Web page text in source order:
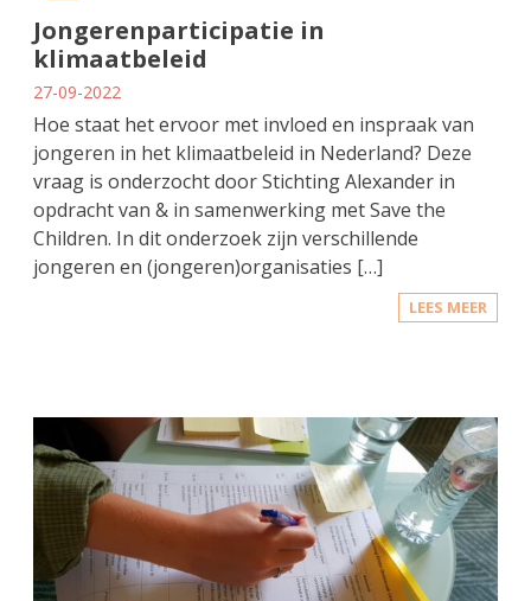
Jongerenparticipatie in
klimaatbeleid
27-09-2022
Hoe staat het ervoor met invloed en inspraak van
jongeren in het klimaatbeleid in Nederland? Deze
vraag is onderzocht door Stichting Alexander in
opdracht van & in samenwerking met Save the
Children. In dit onderzoek zijn verschillende
jongeren en (jongeren)organisaties […]
LEES MEER